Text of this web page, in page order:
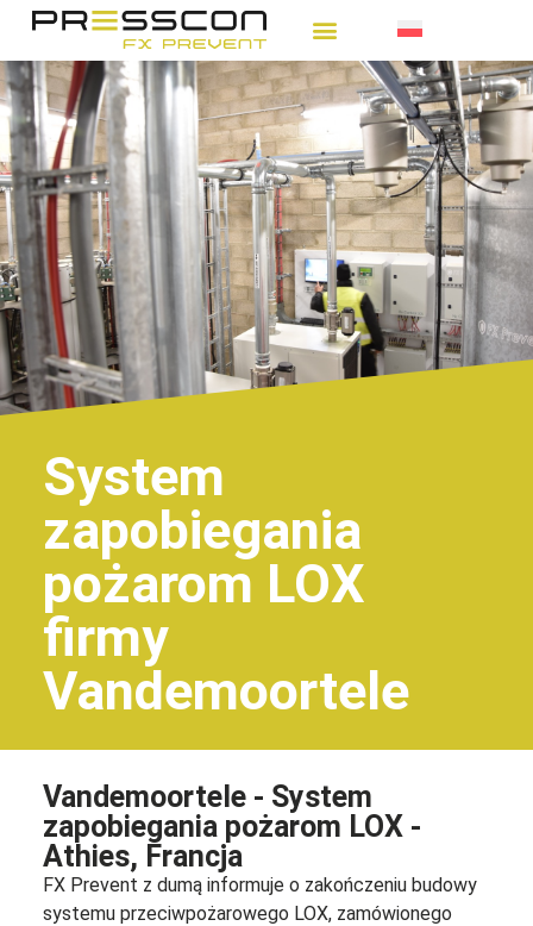
System
zapobiegania
pożarom LOX
firmy
Vandemoortele
Vandemoortele - System
zapobiegania pożarom LOX -
Athies, Francja
FX Prevent z dumą informuje o zakończeniu budowy
systemu przeciwpożarowego LOX, zamówionego